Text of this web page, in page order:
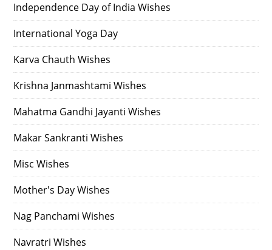
Independence Day of India Wishes
International Yoga Day
Karva Chauth Wishes
Krishna Janmashtami Wishes
Mahatma Gandhi Jayanti Wishes
Makar Sankranti Wishes
Misc Wishes
Mother's Day Wishes
Nag Panchami Wishes
Navratri Wishes